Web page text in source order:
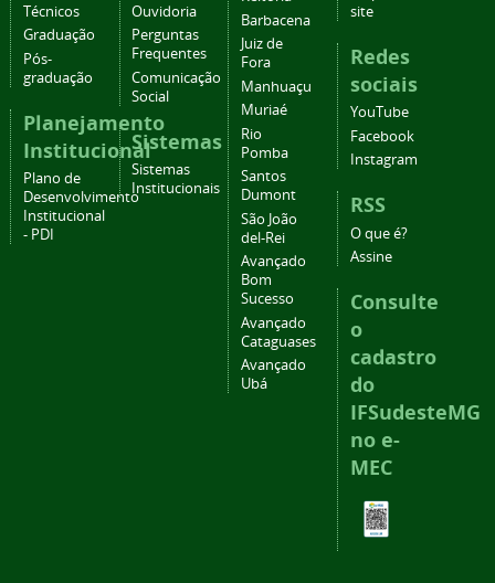
Técnicos
Graduação
Pós-
graduação
Planejamento
Institucional
Plano de
Desenvolvimento
Institucional
- PDI
Ouvidoria
Perguntas
Frequentes
Comunicação
Social
Sistemas
Sistemas
Institucionais
Barbacena
Juiz de
Fora
Manhuaçu
Muriaé
Rio
Pomba
Santos
Dumont
São João
del-Rei
Avançado
Bom
Sucesso
Avançado
Cataguases
Avançado
Ubá
site
Redes
sociais
YouTube
Facebook
Instagram
RSS
O que é?
Assine
Consulte
o
cadastro
do
IFSudesteMG
no e-
MEC